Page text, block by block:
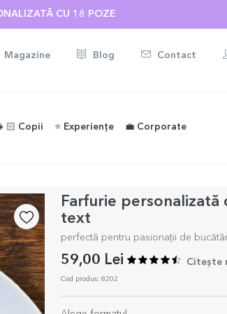
CU 18 POZE
Magazine Blog Contact
Copii ⭐️ Experiențe 💼 Corporate
Farfurie personalizată
text
perfectă pentru pasionații de
59,00 Lei Citește
Cod produs: 8202